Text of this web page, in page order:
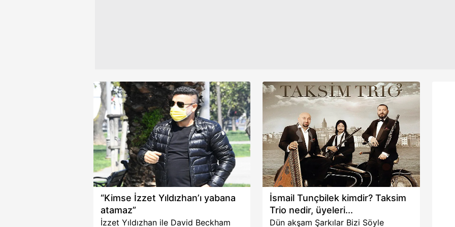
“Kimse İzzet Yıldızhan’ı yabana
atamaz”
İzzet Yıldızhan ile David Beckham
İsmail Tunçbilek kimdir? Taksim
Trio nedir, üyeleri...
Dün akşam Şarkılar Bizi Söyle